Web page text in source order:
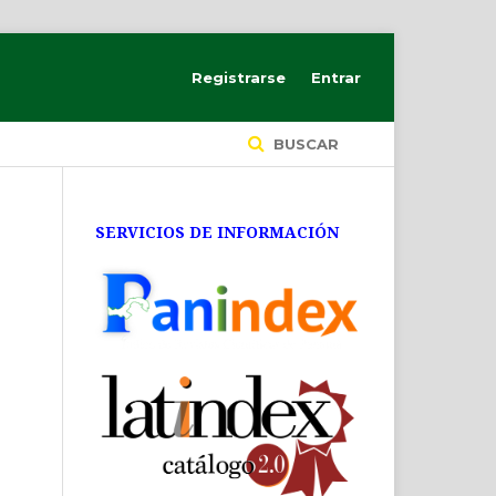
BUSCAR
Registrarse Entrar
SERVICIOS DE INFORMACIÓN